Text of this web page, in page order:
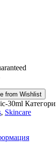
from Wishlist
30ml
, Skincare